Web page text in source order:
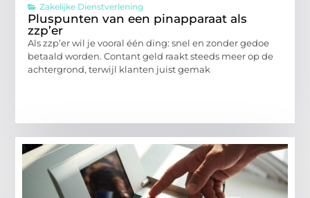
Zakelijke Dienstverlening
Pluspunten van een pinapparaat als
zzp’er
Als zzp’er wil je vooral één ding: snel en zonder gedoe
betaald worden. Contant geld raakt steeds meer op de
achtergrond, terwijl klanten juist gemak